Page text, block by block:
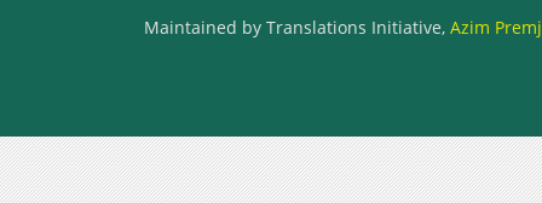
Maintained by Translations Initiative, Azim